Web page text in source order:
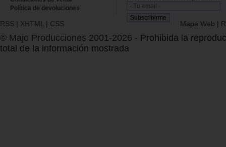
Política de devoluciones
RSS | XHTML | CSS Mapa Web |
© Majo Producciones 2001-2026 - Prohibida la
total de la información mostrada